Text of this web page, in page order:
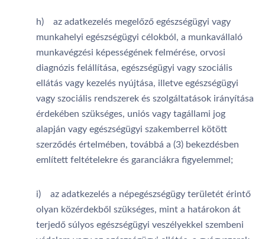
h) az adatkezelés megelőző egészségügyi vagy
munkahelyi egészségügyi célokból, a munkavállaló
munkavégzési képességének felmérése, orvosi
diagnózis felállítása, egészségügyi vagy szociális
ellátás vagy kezelés nyújtása, illetve egészségügyi
vagy szociális rendszerek és szolgáltatások irányítása
érdekében szükséges, uniós vagy tagállami jog
alapján vagy egészségügyi szakemberrel kötött
szerződés értelmében, továbbá a (3) bekezdésben
említett feltételekre és garanciákra figyelemmel;
i) az adatkezelés a népegészségügy területét érintő
olyan közérdekből szükséges, mint a határokon át
terjedő súlyos egészségügyi veszélyekkel szembeni